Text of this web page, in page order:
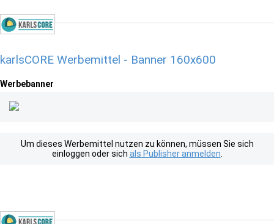
karlsCORE Werbemittel - Banner 160x600
Werbebanner
Um dieses Werbemittel nutzen zu können, müssen Sie sich
einloggen oder sich als Publisher anmelden